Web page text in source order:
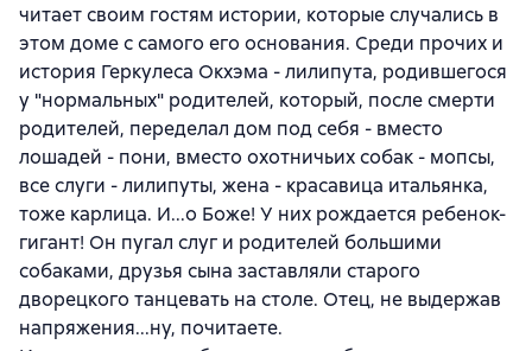
читает своим гостям истории, которые случались в
этом доме с самого его основания. Среди прочих и
история Геркулеса Окхэма - лилипута, родившегося
у "нормальных" родителей, который, после смерти
родителей, переделал дом под себя - вместо
лошадей - пони, вместо охотничьих собак - мопсы,
все слуги - лилипуты, жена - красавица итальянка,
тоже карлица. И...о Боже! У них рождается ребенок-
гигант! Он пугал слуг и родителей большими
собаками, друзья сына заставляли старого
дворецкого танцевать на столе. Отец, не выдержав
напряжения...ну, почитаете.